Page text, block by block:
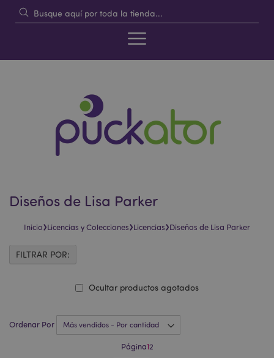
Diseños de Lisa Parker
Inicio›Licencias y Colecciones›Licencias›Diseños de Lisa Parker
Ordenar Por
Página12
Ocultar productos agotados
FILTRAR POR: